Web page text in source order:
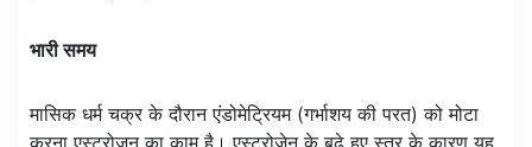
भारी समय
मासिक धर्म चक्र के दौरान एंडोमेट्रियम (गर्भाशय की परत) को मोटा